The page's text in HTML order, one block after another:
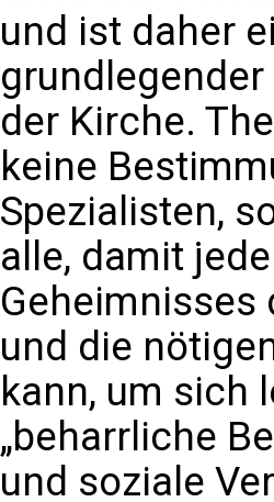
und ist daher
der Kirche.
keine
Spezialisten,
alle, damit
Geheimnisses
und die
kann, um sich
„beharrliche
und soziale